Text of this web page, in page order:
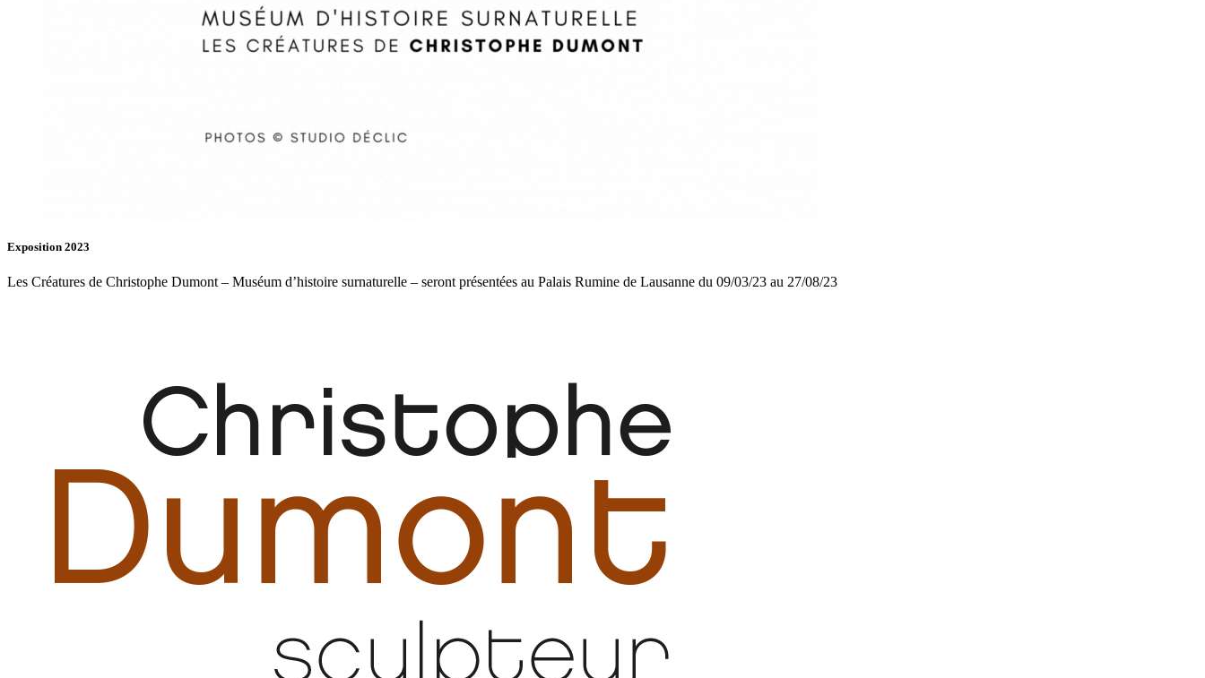
Exposition 2023
Les Créatures de Christophe Dumont – Muséum d’histoire surnaturelle – seront présentées au Palais Rumine de Lausanne du 09/03/23 au 27/08/23